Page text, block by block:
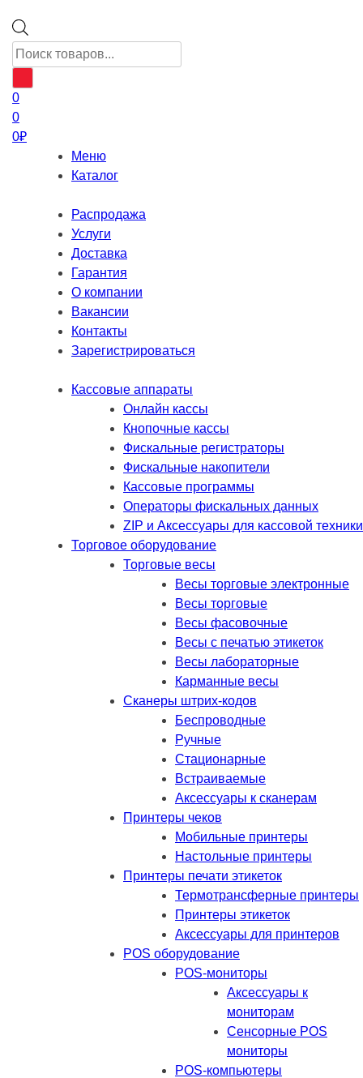
Поиск
товаров
0
0
0₽
Меню
Каталог
Распродажа
Услуги
Доставка
Гарантия
О компании
Вакансии
Контакты
Зарегистрироваться
Кассовые аппараты
Онлайн кассы
Кнопочные кассы
Фискальные регистраторы
Фискальные накопители
Кассовые программы
Операторы фискальных данных
ZIP и Аксессуары для кассовой техники
Торговое оборудование
Торговые весы
Весы торговые электронные
Весы торговые
Весы фасовочные
Весы с печатью этикеток
Весы лабораторные
Карманные весы
Сканеры штрих-кодов
Беспроводные
Ручные
Стационарные
Встраиваемые
Аксессуары к сканерам
Принтеры чеков
Мобильные принтеры
Настольные принтеры
Принтеры печати этикеток
Термотрансферные принтеры
Принтеры этикеток
Аксессуары для принтеров
POS оборудование
POS-мониторы
Аксессуары к
мониторам
Сенсорные POS
мониторы
POS-компьютеры